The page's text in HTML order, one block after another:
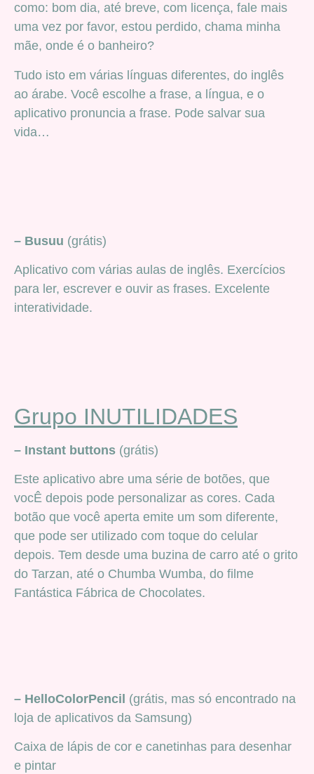
como: bom dia, até breve, com licença, fale mais
uma vez por favor, estou perdido, chama minha
mãe, onde é o banheiro?
Tudo isto em várias línguas diferentes, do inglês
ao árabe. Você escolhe a frase, a língua, e o
aplicativo pronuncia a frase. Pode salvar sua
vida…
– Busuu (grátis)
Aplicativo com várias aulas de inglês. Exercícios
para ler, escrever e ouvir as frases. Excelente
interatividade.
Grupo INUTILIDADES
– Instant buttons (grátis)
Este aplicativo abre uma série de botões, que
vocÊ depois pode personalizar as cores. Cada
botão que você aperta emite um som diferente,
que pode ser utilizado com toque do celular
depois. Tem desde uma buzina de carro até o grito
do Tarzan, até o Chumba Wumba, do filme
Fantástica Fábrica de Chocolates.
– HelloColorPencil (grátis, mas só encontrado na
loja de aplicativos da Samsung)
Caixa de lápis de cor e canetinhas para desenhar
e pintar